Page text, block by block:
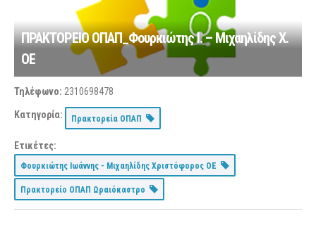
ΠΡΑΚΤΟΡΕΙΟ ΟΠΑΠ_Φουρκιώτης Ι. – Μιχαηλίδης Χ.
ΟΕ
Τηλέφωνο: 2310698478
Κατηγορία: Πρακτορεία ΟΠΑΠ
Ετικέτες:
Φουρκιώτης Ιωάννης - Μιχαηλίδης Χριστόφορος ΟΕ
Πρακτορείο ΟΠΑΠ Ωραιόκαστρο